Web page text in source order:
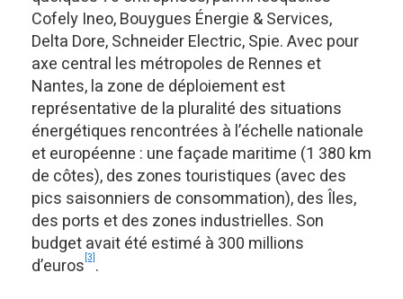
Cofely Ineo, Bouygues Énergie & Services,
Delta Dore, Schneider Electric, Spie. Avec pour
axe central les métropoles de Rennes et
Nantes, la zone de déploiement est
représentative de la pluralité des situations
énergétiques rencontrées à l’échelle nationale
et européenne : une façade maritime (1 380 km
de côtes), des zones touristiques (avec des
pics saisonniers de consommation), des Îles,
des ports et des zones industrielles. Son
budget avait été estimé à 300 millions
d’euros [3] .